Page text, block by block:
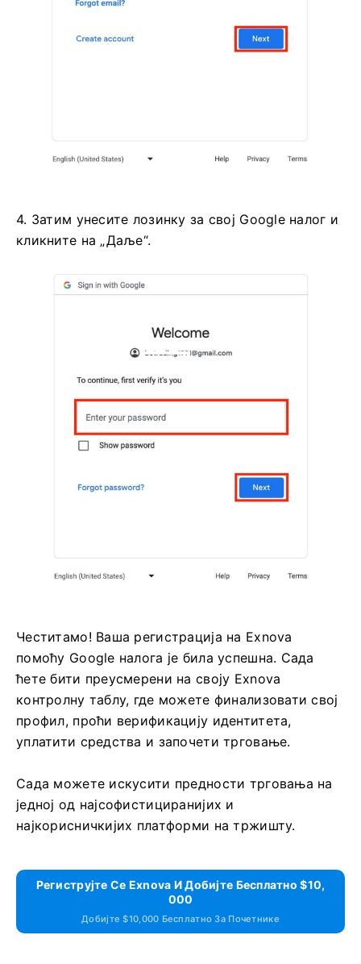
4. Затим унесите лозинку за свој Google налог и
кликните на „Даље“.
Честитамо! Ваша регистрација на Exnova
помоћу Google налога је била успешна. Сада
ћете бити преусмерени на своју Exnova
контролну таблу, где можете финализовати свој
профил, проћи верификацију идентитета,
уплатити средства и започети трговање.
Сада можете искусити предности трговања на
једној од најсофистициранијих и
најкорисничкијих платформи на тржишту.
Региструјте Се Exnova И Добијте Бесплатно $10,
000
Добијте $10,000 Бесплатно За Почетнике